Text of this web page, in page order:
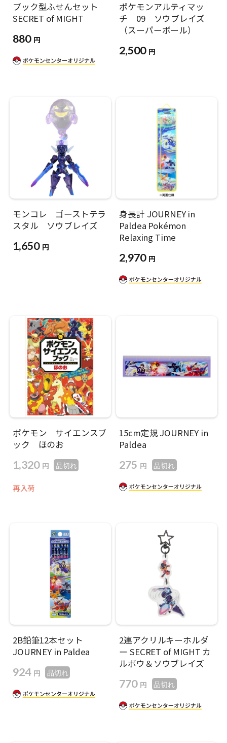
ブック型ふせんセット
SECRET of MIGHT
880 円
ポケモンアルティマッ
チ 09 ソウブレイズ
（スーパーボール）
2,500 円
モンコレ ゴーストテラ
スタル ソウブレイズ
1,650 円
身長計 JOURNEY in
Paldea Pokémon
Relaxing Time
2,970 円
ポケモン サイエンスブ
ック ほのお
1,320 円 品切れ
再入荷
15cm定規 JOURNEY in
Paldea
275 円 品切れ
2B鉛筆12本セット
JOURNEY in Paldea
924 円 品切れ
2連アクリルキーホルダ
ー SECRET of MIGHT カ
ルボウ＆ソウブレイズ
770 円 品切れ